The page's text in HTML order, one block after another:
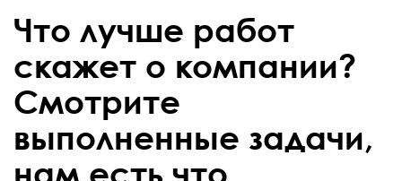
Что лучше работ
скажет о компании?
Смотрите
выполненные задачи,
нам есть что